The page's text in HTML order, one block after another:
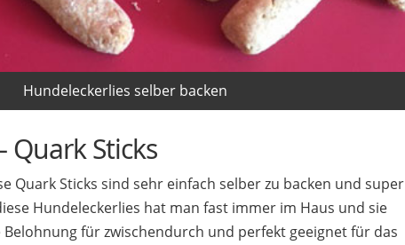
Hundeleckerlies selber backen
Quark Sticks
Quark Sticks sind sehr einfach selber zu backen und super
Hundeleckerlies hat man fast immer im Haus und sie
für zwischendurch und perfekt geeignet für das